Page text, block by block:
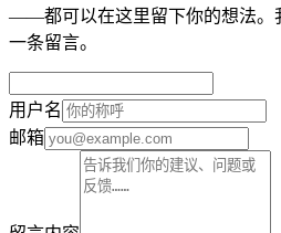
——都可以在这里留下你的想法。
一条留言。
用户名
邮箱